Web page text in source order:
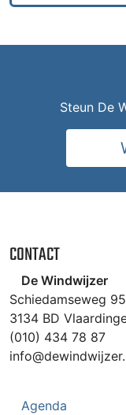
Steun De
CONTACT
De Windwijzer
Schiedamseweg 95
3134 BD
(010) 434 78 87
Agenda